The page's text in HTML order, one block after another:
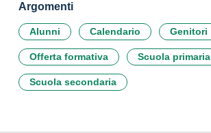
Argomenti
Alunni Calendario Genitori
Offerta formativa Scuola primaria
Scuola secondaria